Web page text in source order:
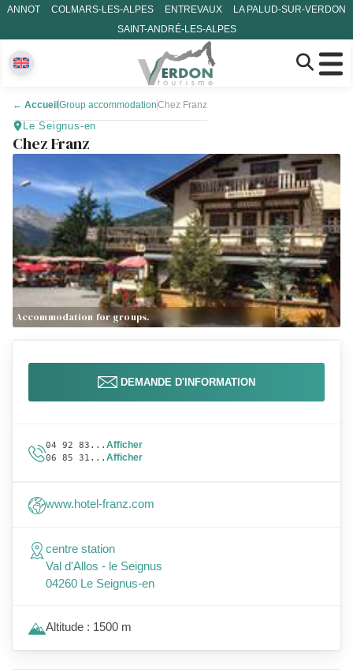
ANNOT COLMARS-LES-ALPES ENTREVAUX
LA PALUD-SUR-VERDON
SAINT-ANDRÉ-LES-ALPES
← Accueil Group accommodationChez Franz
Le Seignus-en
Chez Franz
Accommodation for groups.
DEMANDE D'INFORMATION
04 92 83... Afficher
06 85 31... Afficher
www.hotel-franz.com
centre station
Val d'Allos - le Seignus
04260 Le Seignus-en
Altitude : 1500 m